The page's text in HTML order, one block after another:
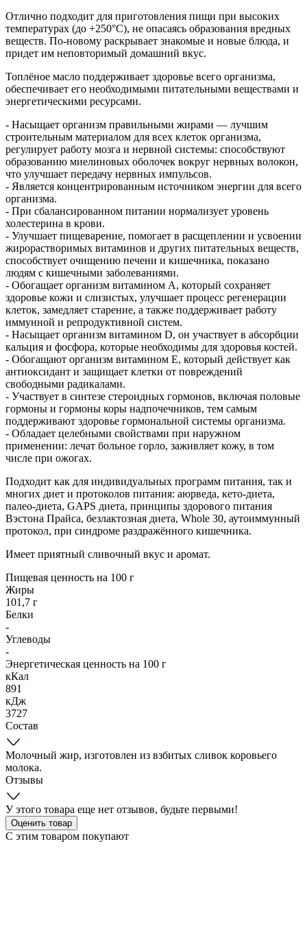
Отлично подходит для приготовления пищи при высоких
температурах (до +250°С), не опасаясь образования вредных
веществ. По-новому раскрывает знакомые и новые блюда, и
придет им неповторимый домашний вкус.
Топлёное масло поддерживает здоровье всего организма,
обеспечивает его необходимыми питательными веществами и
энергетическими ресурсами.
- Насыщает организм правильными жирами — лучшим
строительным материалом для всех клеток организма,
регулирует работу мозга и нервной системы: способствуют
образованию миелиновых оболочек вокруг нервных волокон,
что улучшает передачу нервных импульсов.
- Является концентрированным источником энергии для всего
организма.
- При сбалансированном питании нормализует уровень
холестерина в крови.
- Улучшает пищеварение, помогает в расщеплении и усвоении
жирорастворимых витаминов и других питательных веществ,
способствует очищению печени и кишечника, показано
людям с кишечными заболеваниями.
- Обогащает организм витамином А, который сохраняет
здоровье кожи и слизистых, улучшает процесс регенерации
клеток, замедляет старение, а также поддерживает работу
иммунной и репродуктивной систем.
- Насыщает организм витамином D, он участвует в абсорбции
кальция и фосфора, которые необходимы для здоровья костей.
- Обогащают организм витамином E, который действует как
антиоксидант и защищает клетки от повреждений
свободными радикалами.
- Участвует в синтезе стероидных гормонов, включая половые
гормоны и гормоны коры надпочечников, тем самым
поддерживают здоровье гормональной системы организма.
- Обладает целебными свойствами при наружном
применении: лечат больное горло, заживляет кожу, в том
числе при ожогах.
Подходит как для индивидуальных программ питания, так и
многих диет и протоколов питания: аюрведа, кето-диета,
палео-диета, GAPS диета, принципы здорового питания
Вэстона Прайса, безлактозная диета, Whole 30, аутоиммунный
протокол, при синдроме раздражённого кишечника.
Имеет приятный сливочный вкус и аромат.
Пищевая ценность на 100 г
Жиры
101,7 г
Белки
-
Углеводы
-
Энергетическая ценность на 100 г
кКал
891
кДж
3727
Состав
Молочный жир, изготовлен из взбитых сливок коровьего
молока.
Отзывы
У этого товара еще нет отзывов, будьте первыми!
Оценить товар
С этим товаром покупают